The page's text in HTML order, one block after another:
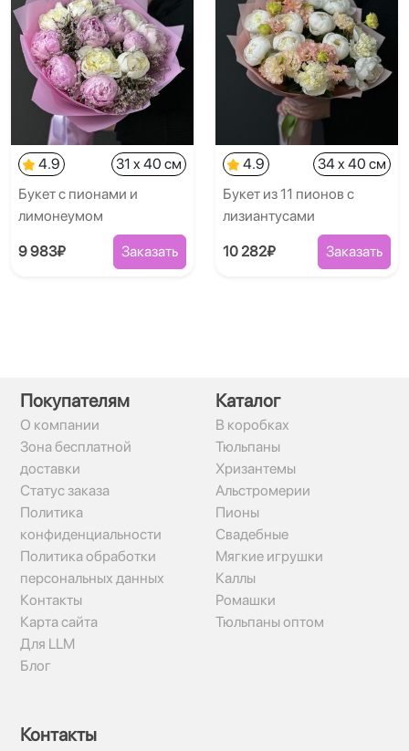
4.9
31 x 40 см
Букет с пионами и
лимонеумом
9 983₽ Заказать
4.9
34 x 40 см
Букет из 11 пионов с
лизиантусами
10 282₽ Заказать
Покупателям
О компании
Зона бесплатной
доставки
Статус заказа
Политика
конфиденциальности
Политика обработки
персональных данных
Контакты
Карта сайта
Для LLM
Блог
Каталог
В коробках
Тюльпаны
Хризантемы
Альстромерии
Пионы
Свадебные
Мягкие игрушки
Каллы
Ромашки
Тюльпаны оптом
Контакты